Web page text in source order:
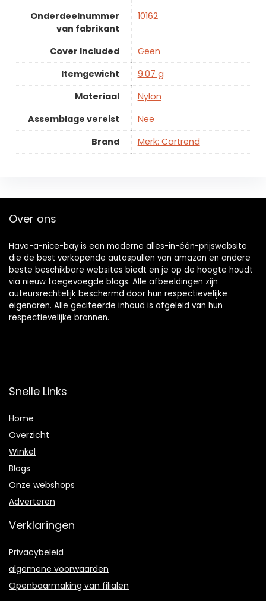
Onderdeelnummer
van fabrikant
10162
Cover Included
Geen
Itemgewicht
9.07 g
Materiaal
Nylon
Assemblage vereist
Nee
Brand
Merk: Cartrend
Over ons
Have-a-nice-bay is een moderne alles-in-één-prijswebsite
die de best verkopende autospullen van amazon en andere
beste beschikbare websites biedt en je op de hoogte houdt
via nieuw toegevoegde blogs. Alle afbeeldingen zijn
auteursrechtelijk beschermd door hun respectievelijke
eigenaren. Alle geciteerde inhoud is afgeleid van hun
respectievelijke bronnen.
Snelle Links
Home
Overzicht
Winkel
Blogs
Onze webshops
Adverteren
Verklaringen
Privacybeleid
algemene voorwaarden
Openbaarmaking van filialen